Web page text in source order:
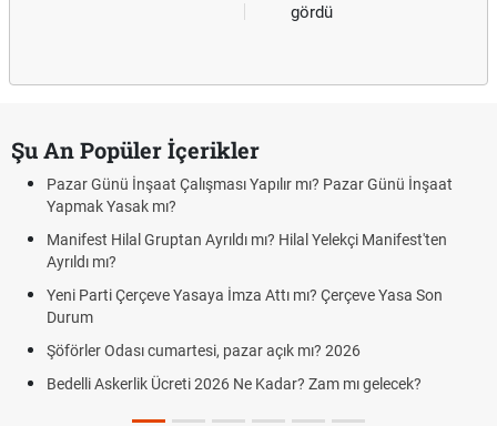
gördü
Şu An Popüler İçerikler
Pazar Günü İnşaat Çalışması Yapılır mı? Pazar Günü İnşaat
Yapmak Yasak mı?
Manifest Hilal Gruptan Ayrıldı mı? Hilal Yelekçi Manifest'ten
Ayrıldı mı?
Yeni Parti Çerçeve Yasaya İmza Attı mı? Çerçeve Yasa Son
Durum
Şöförler Odası cumartesi, pazar açık mı? 2026
Bedelli Askerlik Ücreti 2026 Ne Kadar? Zam mı gelecek?